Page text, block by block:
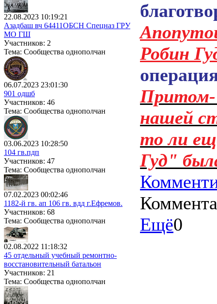
22.08.2023 10:19:21
Азадбаш вч 64411ОБСН Спецназ ГРУ
МО ГШ
Участников: 2
Тема: Сообщества однополчан
06.07.2023 23:01:30
901 одшб
Участников: 46
Тема: Сообщества однополчан
03.06.2023 10:28:50
104 гв.пдп
Участников: 47
Тема: Сообщества однополчан
07.02.2023 00:02:46
1182-й гв. ап 106 гв. вдд г.Ефремов.
Участников: 68
Тема: Сообщества однополчан
02.08.2022 11:18:32
45 отдельный учебный ремонтно-
восстановительный батальон
Участников: 21
Тема: Сообщества однополчан
Робин
Притом-
нашей
то ли
Гуд"
Ещё0